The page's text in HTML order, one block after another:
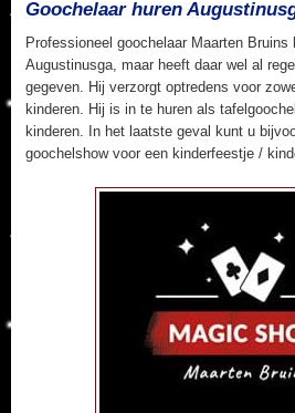
Goochelaar huren
Professioneel goochelaar Maarten
Augustinusga, maar heeft daar wel al
gegeven. Hij verzorgt optredens voor
kinderen. Hij is in te huren als
kinderen. In het laatste geval kunt u
goochelshow voor een kinderfeestje /